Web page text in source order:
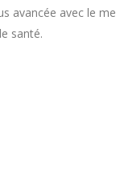
avancée avec le
santé.